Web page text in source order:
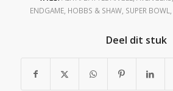
ENDGAME, HOBBS & SHAW, SUPER BOWL
Deel dit stuk